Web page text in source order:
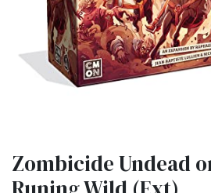
Zombicide Undead